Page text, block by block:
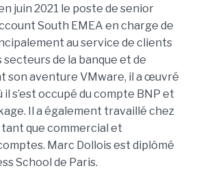
juin 2021 le poste de senior
South EMEA en charge de
au service de clients
de la banque et de
son aventure VMware, il a œuvré
il s’est occupé du compte BNP et
Il a également travaillé chez
que commercial et
Marc Dollois est diplômé
School de Paris.